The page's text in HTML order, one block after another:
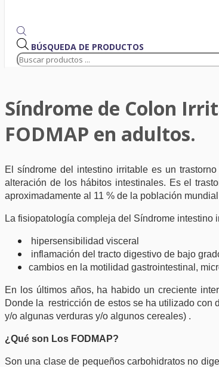
BÚSQUEDA DE PRODUCTOS
Síndrome de Colon
FODMAP en adultos.
El síndrome del intestino irritable es un
alteración de los hábitos intestinales. Es el
aproximadamente al 11 % de la población
La fisiopatología compleja del Síndrome
hipersensibilidad visceral
inflamación del tracto digestivo de bajo
cambios en la motilidad gastrointestinal,
En los últimos años, ha habido un creciente
Donde la restricción de estos se ha utilizado con
y/o algunas verduras y/o algunos cereales) .
¿Qué son Los FODMAP?
Son una clase de pequeños carbohidratos no